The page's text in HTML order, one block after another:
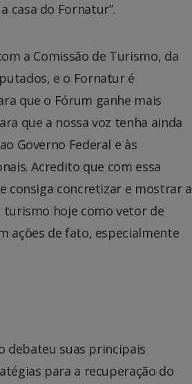
casa do Fornatur”.
a Comissão de Turismo, da
e o Fornatur é
que o Fórum ganhe mais
que a nossa voz tenha ainda
Governo Federal e às
Acredito que com essa
consiga concretizar e mostrar a
hoje como vetor de
ações de fato, especialmente
debateu suas principais
para a recuperação do